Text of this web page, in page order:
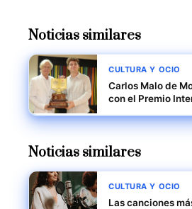
Noticias similares
CULTURA Y OCIO
Carlos Malo de
con el Premio
Noticias similares
CULTURA Y OCIO
Las canciones